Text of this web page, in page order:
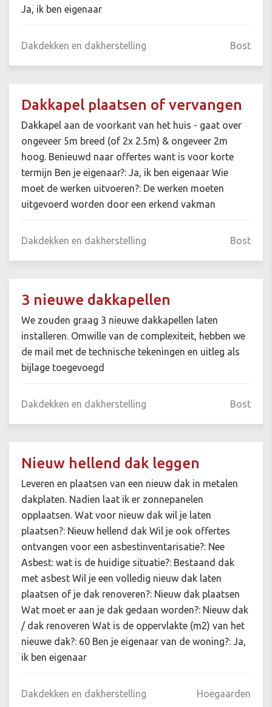
Ja, ik ben eigenaar
Dakdekken en dakherstelling Bost
Dakkapel plaatsen of vervangen
Dakkapel aan de voorkant van het huis - gaat over
ongeveer 5m breed (of 2x 2.5m) & ongeveer 2m
hoog. Benieuwd naar offertes want is voor korte
termijn Ben je eigenaar?: Ja, ik ben eigenaar Wie
moet de werken uitvoeren?: De werken moeten
uitgevoerd worden door een erkend vakman
Dakdekken en dakherstelling Bost
3 nieuwe dakkapellen
We zouden graag 3 nieuwe dakkapellen laten
installeren. Omwille van de complexiteit, hebben we
de mail met de technische tekeningen en uitleg als
bijlage toegevoegd
Dakdekken en dakherstelling Bost
Nieuw hellend dak leggen
Leveren en plaatsen van een nieuw dak in metalen
dakplaten. Nadien laat ik er zonnepanelen
opplaatsen. Wat voor nieuw dak wil je laten
plaatsen?: Nieuw hellend dak Wil je ook offertes
ontvangen voor een asbestinventarisatie?: Nee
Asbest: wat is de huidige situatie?: Bestaand dak
met asbest Wil je een volledig nieuw dak laten
plaatsen of je dak renoveren?: Nieuw dak plaatsen
Wat moet er aan je dak gedaan worden?: Nieuw dak
/ dak renoveren Wat is de oppervlakte (m2) van het
nieuwe dak?: 60 Ben je eigenaar van de woning?: Ja,
ik ben eigenaar
Dakdekken en dakherstelling Hoegaarden